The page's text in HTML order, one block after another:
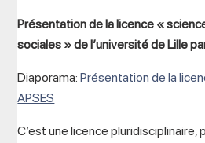
Présentation de la licence «
sociales » de l’université de Lille
Diaporama:Présentation de la
APSES
C’est une licence pluridisciplinaire,